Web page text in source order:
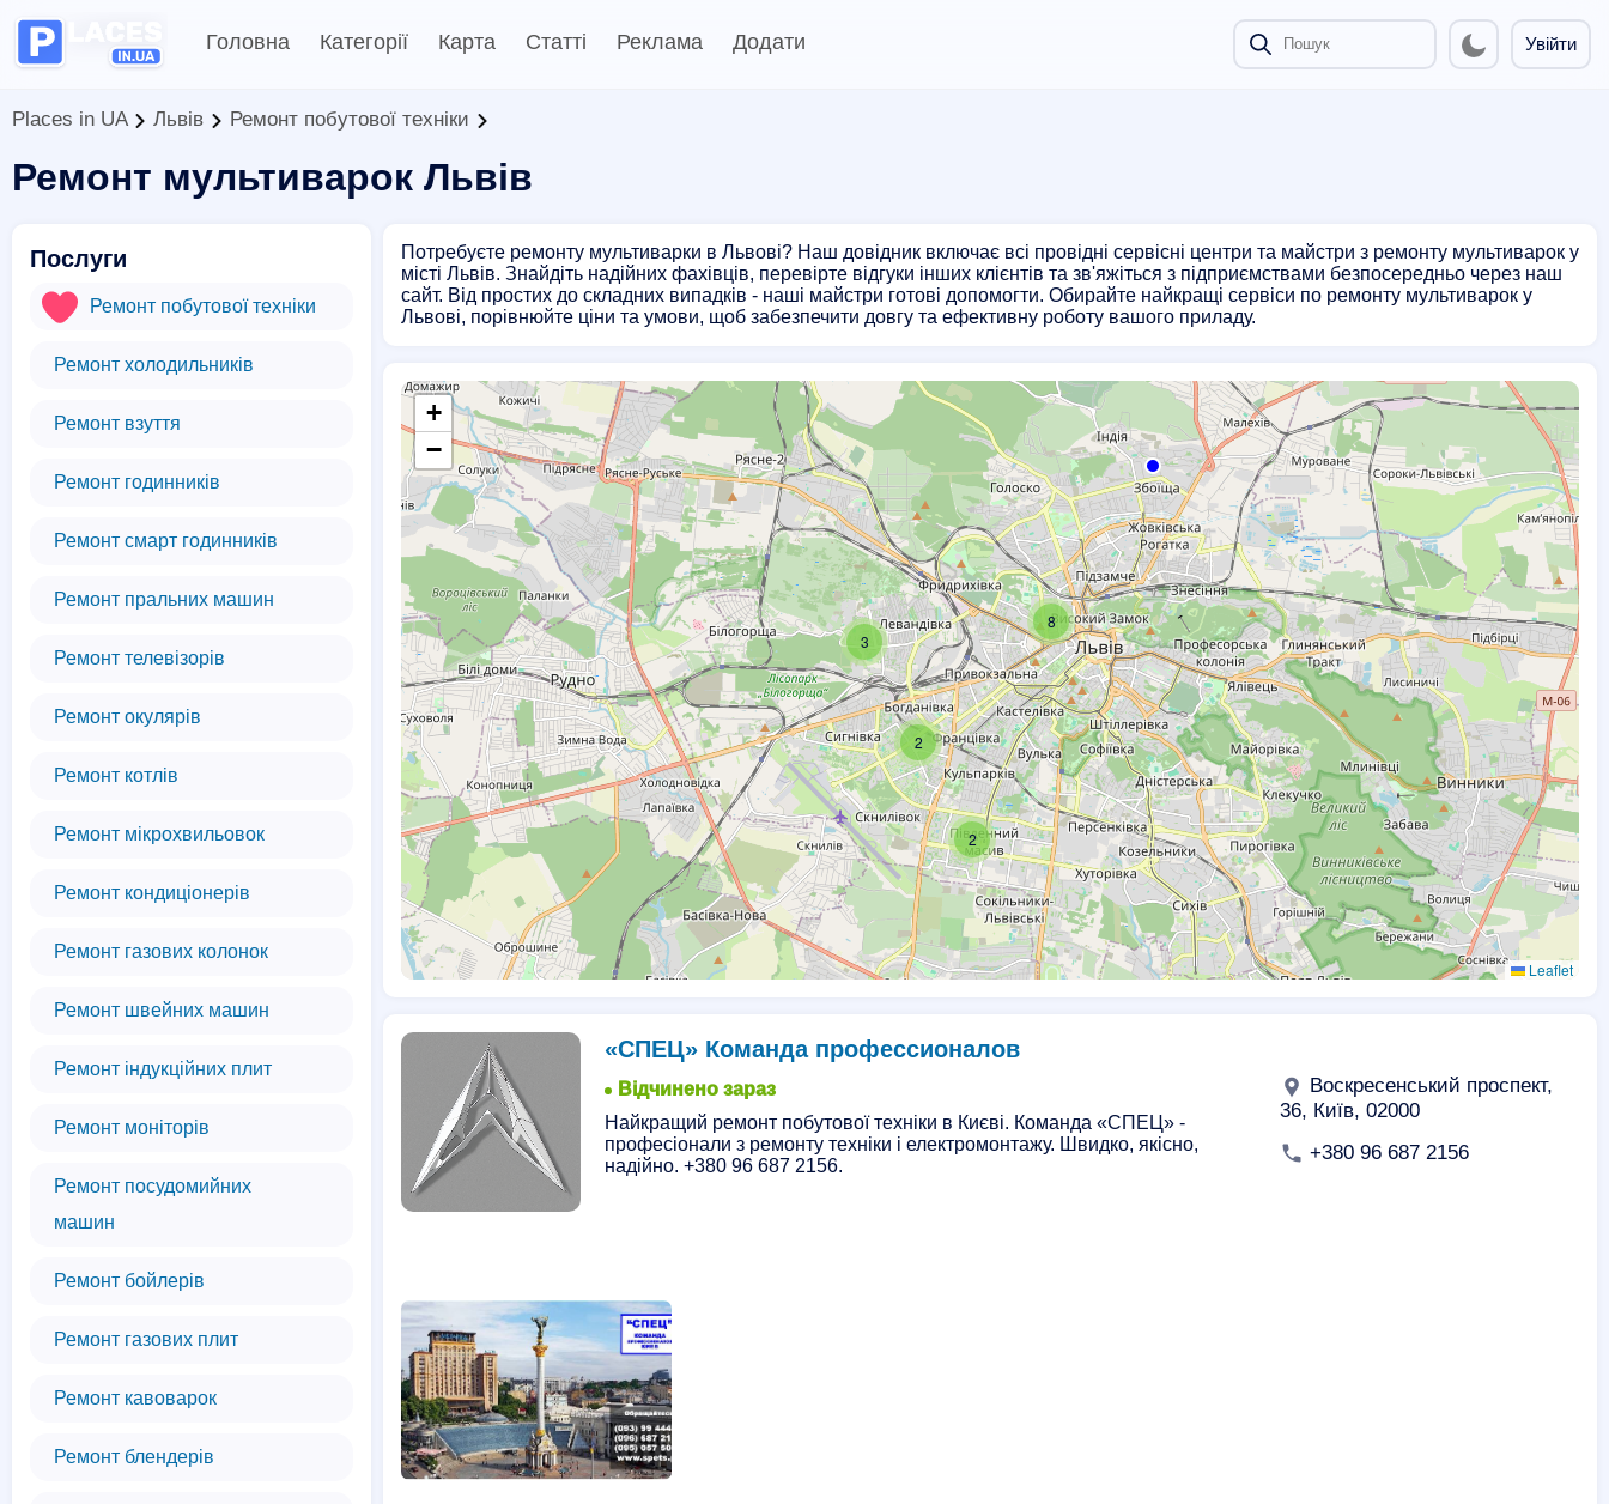
Головна Категорії Карта Статті Реклама Додати Увійти
Places in UA Львів Ремонт побутової техніки
Ремонт мультиварок Львів
Послуги
Ремонт побутової техніки
Ремонт холодильників
Ремонт взуття
Ремонт годинників
Ремонт смарт годинників
Ремонт пральних машин
Ремонт телевізорів
Ремонт окулярів
Ремонт котлів
Ремонт мікрохвильовок
Ремонт кондиціонерів
Ремонт газових колонок
Ремонт швейних машин
Ремонт індукційних плит
Ремонт моніторів
Ремонт посудомийних
машин
Ремонт бойлерів
Ремонт газових плит
Ремонт кавоварок
Ремонт блендерів
Потребуєте ремонту мультиварки в Львові? Наш довідник включає всі провідні сервісні центри та майстри з ремонту мультиварок у
місті Львів. Знайдіть надійних фахівців, перевірте відгуки інших клієнтів та зв'яжіться з підприємствами безпосередньо через наш
сайт. Від простих до складних випадків - наші майстри готові допомогти. Обирайте найкращі сервіси по ремонту мультиварок у
Львові, порівнюйте ціни та умови, щоб забезпечити довгу та ефективну роботу вашого приладу.
2
2
8
3
+
−
Leaflet
«СПЕЦ» Команда профессионалов
Відчинено зараз
Найкращий ремонт побутової техніки в Києві. Команда «СПЕЦ» -
професіонали з ремонту техніки і електромонтажу. Швидко, якісно,
надійно. +380 96 687 2156.
Воскресенський проспект,
36, Київ, 02000
+380 96 687 2156